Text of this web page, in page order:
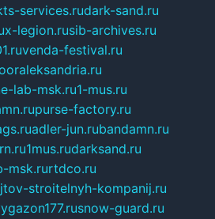
services.rudark-sand.ru
x-legion.rusib-archives.ru
venda-festival.ru
lab-msk.ru1-mus.ru
purse-factory.ru
adler-jun.rubandamn.ru
1mus.rudarksand.ru
msk.rurtdco.ru
stroitelnyh-kompanij.ru
snow-guard.ru